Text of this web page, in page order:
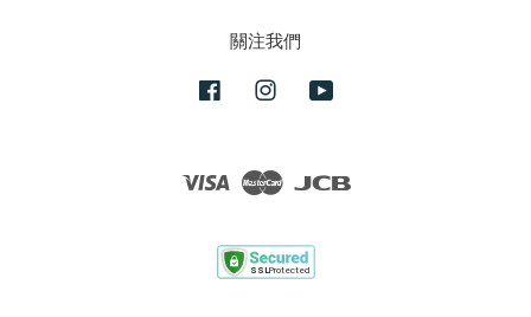
關注我們
FacebookInstagram
Visa Master JCB